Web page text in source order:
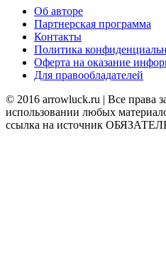
Об авторе
Партнерская программа
Контакты
Политика
Оферта на оказание
Для правообладателей
© 2016 arrowluck.ru | Все права
использовании любых
ссылка на источник